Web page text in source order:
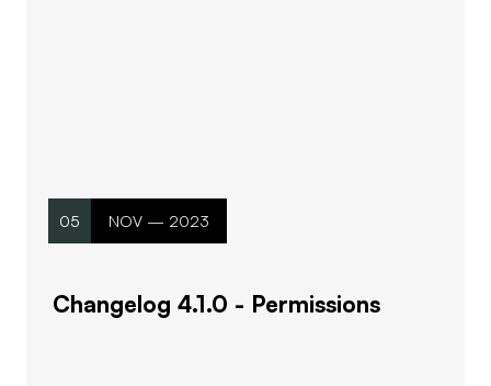
05 NOV — 2023
Changelog 4.1.0 - Permissions